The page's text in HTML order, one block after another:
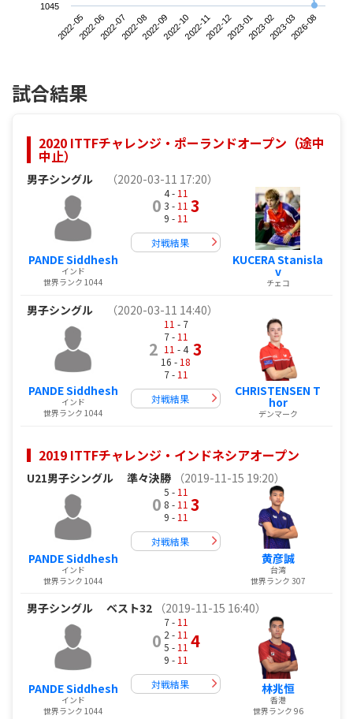
2022-052022-062022-072022-082022-092022-102022-112022-122023-012023-022023-032026-08
1045
試合結果
2020 ITTFチャレンジ・ポーランドオープン（途中
中止）
男子シングル （2020-03-11 17:20）
PANDE Siddhesh
インド
世界ランク 1044
0
4 - 11
3 - 11
9 - 11
3
対戦結果
KUCERA Stanisla
v
チェコ
男子シングル （2020-03-11 14:40）
PANDE Siddhesh
インド
世界ランク 1044
2
11 - 7
7 - 11
11 - 4
16 - 18
7 - 11
3
対戦結果
CHRISTENSEN T
hor
デンマーク
2019 ITTFチャレンジ・インドネシアオープン
U21男子シングル 準々決勝 （2019-11-15 19:20）
PANDE Siddhesh
インド
世界ランク 1044
0
5 - 11
8 - 11
9 - 11
3
対戦結果
黄彦誠
台湾
世界ランク 307
男子シングル ベスト32 （2019-11-15 16:40）
PANDE Siddhesh
インド
世界ランク 1044
0
7 - 11
2 - 11
5 - 11
9 - 11
4
対戦結果 林兆恒
香港
世界ランク 96